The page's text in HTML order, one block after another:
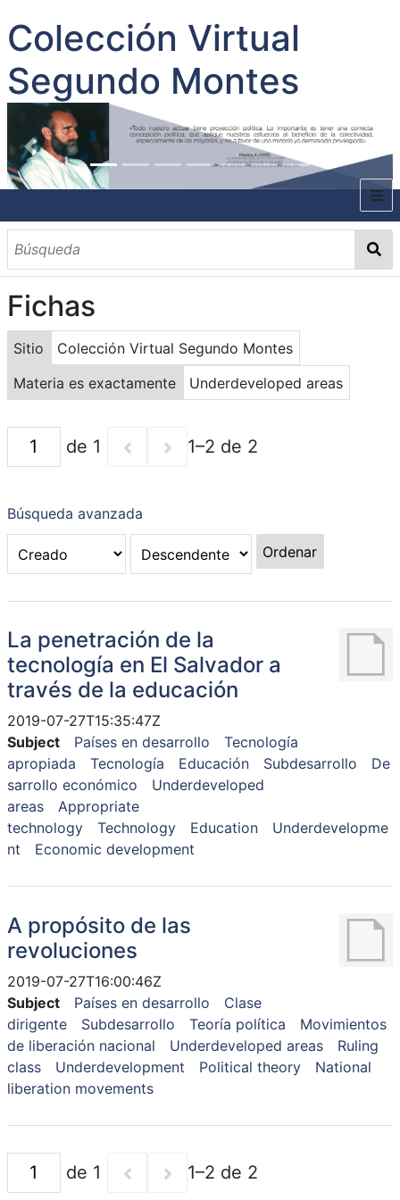
Colección Virtual
Segundo Montes
INICIO
SOBRE EL AUTOR
CONTENIDO
TODOS LOS DOCUMENTOS
CATEGORIAS
OBRAS SOBRE EL AUTOR P. SEGUNDO MONTES
MATERIAS
PALABRAS CLAVES
MULTIMEDIA
GALERÍA
Fichas
Sitio
Colección Virtual Segundo Montes
Materia es exactamente
Underdeveloped areas
de 1 1–2 de 2
Búsqueda avanzada
Ordenar
La penetración de la
tecnología en El Salvador a
través de la educación
2019-07-27T15:35:47Z
Subject
Países en desarrollo
Tecnología
apropiada
Tecnología Educación Subdesarrollo
De
sarrollo económico
Underdeveloped
areas
Appropriate
technology
Technology Education
Underdevelopme
nt
Economic development
A propósito de las
revoluciones
2019-07-27T16:00:46Z
Subject
Países en desarrollo
Clase
dirigente
Subdesarrollo Teoría política
Movimientos
de liberación nacional
Underdeveloped areas
Ruling
class
Underdevelopment Political theory
National
liberation movements
de 1 1–2 de 2